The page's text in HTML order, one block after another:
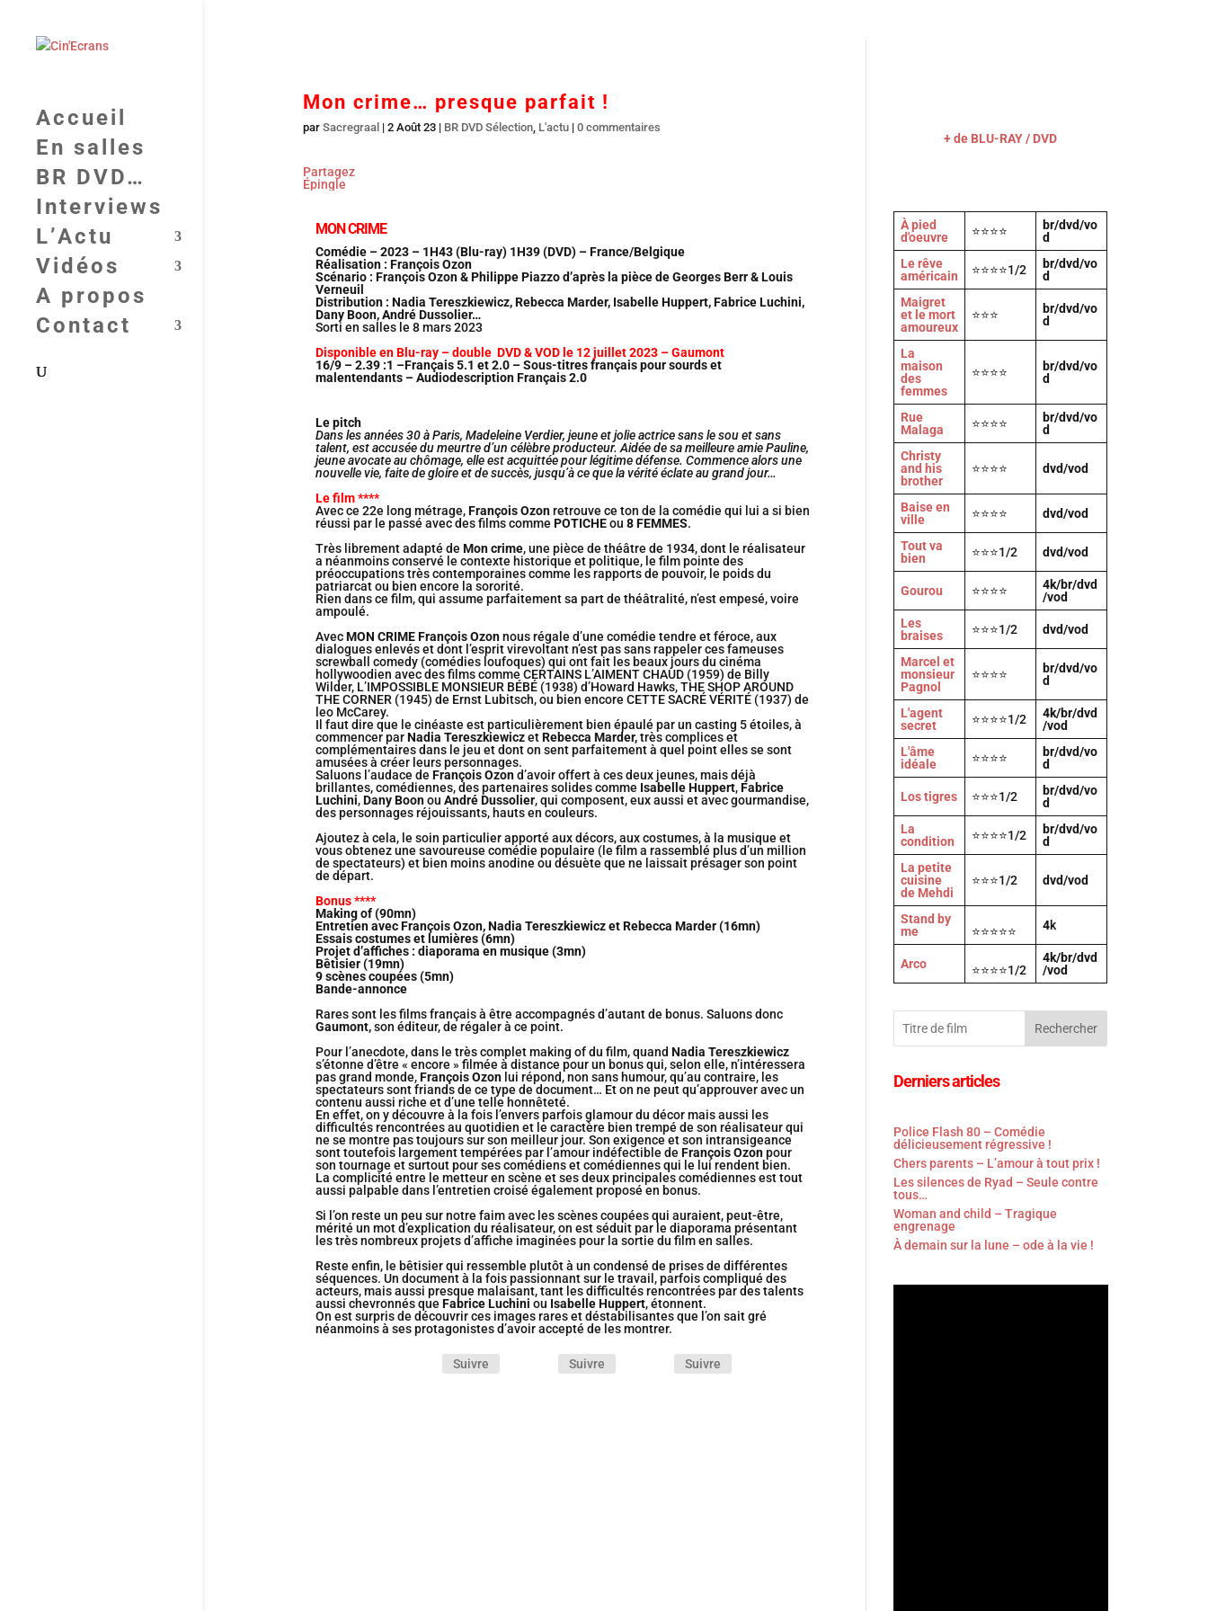
Accueil
En salles
BR DVD…
Interviews
L’Actu
Vidéos
A propos
Contact
Mon crime… presque parfait !
par Sacregraal | 2 Août 23| BR DVD Sélection, L'actu| 0 commentaires
Partagez
Épingle
MON CRIME
Comédie – 2023 – 1H43 (Blu-ray) 1H39 (DVD) – France/Belgique
Réalisation : François Ozon
Scénario : François Ozon & Philippe Piazzo d’après la pièce de Georges Berr & Louis
Verneuil
Distribution : Nadia Tereszkiewicz, Rebecca Marder, Isabelle Huppert, Fabrice Luchini,
Dany Boon, André Dussolier…
Sorti en salles le 8 mars 2023
Disponible en Blu-ray – double DVD & VOD le 12 juillet 2023 – Gaumont
16/9 – 2.39 :1 –Français 5.1 et 2.0 – Sous-titres français pour sourds et
malentendants – Audiodescription Français 2.0
Le pitch
Dans les années 30 à Paris, Madeleine Verdier, jeune et jolie actrice sans le sou et sans
talent, est accusée du meurtre d’un célèbre producteur. Aidée de sa meilleure amie Pauline,
jeune avocate au chômage, elle est acquittée pour légitime défense. Commence alors une
nouvelle vie, faite de gloire et de succès, jusqu’à ce que la vérité éclate au grand jour…
Le film ****
Avec ce 22e long métrage,François Ozonretrouve ce ton de la comédie qui lui a si bien
réussi par le passé avec des films comme POTICHEou 8 FEMMES.
Très librement adapté de Mon crime, une pièce de théâtre de 1934, dont le réalisateur
a néanmoins conservé le contexte historique et politique, le film pointe des
préoccupations très contemporaines comme les rapports de pouvoir, le poids du
patriarcat ou bien encore la sororité.
Rien dans ce film, qui assume parfaitement sa part de théâtralité, n’est empesé, voire
ampoulé.
AvecMON CRIME François Ozonnous régale d’une comédie tendre et féroce, aux
dialogues enlevés et dont l’esprit virevoltant n’est pas sans rappeler ces fameuses
screwball comedy (comédies loufoques) qui ont fait les beaux jours du cinéma
hollywoodien avec des films comme CERTAINS L’AIMENT CHAUD (1959) de Billy
Wilder, L’IMPOSSIBLE MONSIEUR BÉBÉ (1938) d’Howard Hawks, THE SHOP AROUND
THE CORNER (1945) de Ernst Lubitsch, ou bien encore CETTE SACRÉ VÉRITÉ (1937) de
leo McCarey.
Il faut dire que le cinéaste est particulièrement bien épaulé par un casting 5 étoiles, à
commencer parNadia TereszkiewiczetRebecca Marder,très complices et
complémentaires dans le jeu et dont on sent parfaitement à quel point elles se sont
amusées à créer leurs personnages.
Saluons l’audace de François Ozond’avoir offert à ces deux jeunes, mais déjà
brillantes, comédiennes, des partenaires solides comme Isabelle Huppert,Fabrice
Luchini,Dany Boonou André Dussolier, qui composent, eux aussi et avec gourmandise,
des personnages réjouissants, hauts en couleurs.
Ajoutez à cela, le soin particulier apporté aux décors, aux costumes, à la musique et
vous obtenez une savoureuse comédie populaire (le film a rassemblé plus d’un million
de spectateurs) et bien moins anodine ou désuète que ne laissait présager son point
de départ.
Bonus****
Making of (90mn)
Entretien avec François Ozon, Nadia Tereszkiewicz et Rebecca Marder (16mn)
Essais costumes et lumières (6mn)
Projet d’affiches : diaporama en musique (3mn)
Bêtisier (19mn)
9 scènes coupées (5mn)
Bande-annonce
Rares sont les films français à être accompagnés d’autant de bonus. Saluons donc
Gaumont,son éditeur, de régaler à ce point.
Pour l’anecdote, dans le très complet making of du film, quand Nadia Tereszkiewicz
s’étonne d’être « encore » filmée à distance pour un bonus qui, selon elle, n’intéressera
pas grand monde,François Ozonlui répond, non sans humour, qu’au contraire, les
spectateurs sont friands de ce type de document… Et on ne peut qu’approuver avec un
contenu aussi riche et d’une telle honnêteté.
En effet, on y découvre à la fois l’envers parfois glamour du décor mais aussi les
difficultés rencontrées au quotidien et le caractère bien trempé de son réalisateur qui
ne se montre pas toujours sur son meilleur jour. Son exigence et son intransigeance
sont toutefois largement tempérées par l’amour indéfectible de François Ozonpour
son tournage et surtout pour ses comédiens et comédiennes qui le lui rendent bien.
La complicité entre le metteur en scène et ses deux principales comédiennes est tout
aussi palpable dans l’entretien croisé également proposé en bonus.
Si l’on reste un peu sur notre faim avec les scènes coupées qui auraient, peut-être,
mérité un mot d’explication du réalisateur, on est séduit par le diaporama présentant
les très nombreux projets d’affiche imaginées pour la sortie du film en salles.
Reste enfin, le bêtisier qui ressemble plutôt à un condensé de prises de différentes
séquences. Un document à la fois passionnant sur le travail, parfois compliqué des
acteurs, mais aussi presque malaisant, tant les difficultés rencontrées par des talents
aussi chevronnés que Fabrice Luchini ou Isabelle Huppert, étonnent.
On est surpris de découvrir ces images rares et déstabilisantes que l’on sait gré
néanmoins à ses protagonistes d’avoir accepté de les montrer.
Suivre Suivre Suivre
+ de BLU-RAY / DVD
À pied
d'oeuvre
⭐⭐⭐⭐
br/dvd/vo
d
Le rêve
américain
⭐⭐⭐⭐1/2
br/dvd/vo
d
Maigret
et le mort
amoureux
⭐⭐⭐
br/dvd/vo
d
La
maison
des
femmes
⭐⭐⭐⭐
br/dvd/vo
d
Rue
Malaga
⭐⭐⭐⭐
br/dvd/vo
d
Christy
and his
brother
⭐⭐⭐⭐ dvd/vod
Baise en
ville
⭐⭐⭐⭐ dvd/vod
Tout va
bien
⭐⭐⭐1/2 dvd/vod
Gourou ⭐⭐⭐⭐
4k/br/dvd
/vod
Les
braises
⭐⭐⭐1/2 dvd/vod
Marcel et
monsieur
Pagnol
⭐⭐⭐⭐
br/dvd/vo
d
L'agent
secret
⭐⭐⭐⭐1/2
4k/br/dvd
/vod
L'âme
idéale
⭐⭐⭐⭐
br/dvd/vo
d
Los tigres ⭐⭐⭐1/2
br/dvd/vo
d
La
condition
⭐⭐⭐⭐1/2
br/dvd/vo
d
La petite
cuisine
de Mehdi
⭐⭐⭐1/2 dvd/vod
Stand by
me
⭐⭐⭐⭐⭐ 4k
Arco ⭐⭐⭐⭐1/2
4k/br/dvd
/vod
Rechercher
Derniers articles
Police Flash 80 – Comédie
délicieusement régressive !
Chers parents – L’amour à tout prix !
Les silences de Ryad – Seule contre
tous…
Woman and child – Tragique
engrenage
À demain sur la lune – ode à la vie !